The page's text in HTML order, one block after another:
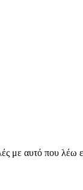
λές με αυτό που